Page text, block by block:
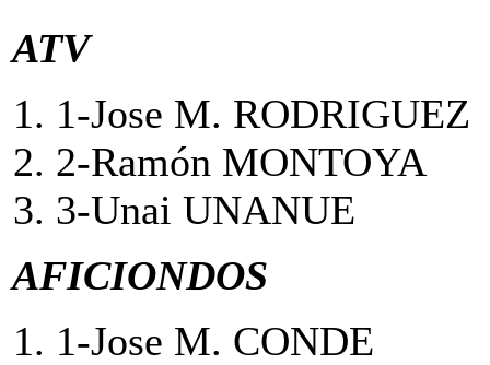
ATV
1-Jose M.
2-Ramón
3-Unai
AFICIONDOS
1-Jose M.